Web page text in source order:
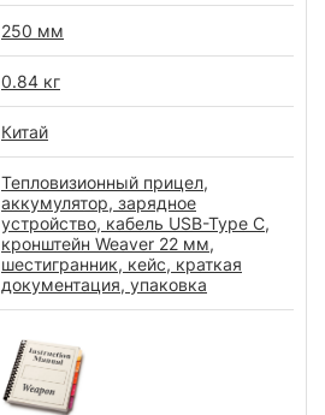
250 мм
0.84 кг
Китай
Тепловизионный прицел,
аккумулятор, зарядное
устройство, кабель USB-Type C,
кронштейн Weaver 22 мм,
шестигранник, кейс, краткая
документация, упаковка